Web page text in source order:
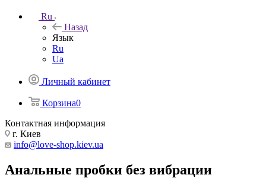
Ru
Назад
Язык
Ru
Ua
Личный кабинет
Корзина0
Контактная информация
г. Киев
info@love-shop.kiev.ua
Анальные пробки без вибрации